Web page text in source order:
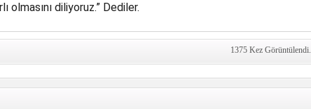
olmasını diliyoruz.” Dediler.
1375 Kez Görüntülendi.